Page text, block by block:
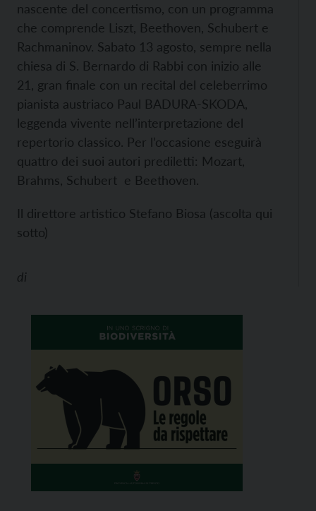
nascente del concertismo, con un programma
che comprende Liszt, Beethoven, Schubert e
Rachmaninov. Sabato 13 agosto, sempre nella
chiesa di S. Bernardo di Rabbi con inizio alle
21, gran finale con un recital del celeberrimo
pianista austriaco Paul BADURA-SKODA,
leggenda vivente nell’interpretazione del
repertorio classico. Per l’occasione eseguirà
quattro dei suoi autori prediletti: Mozart,
Brahms, Schubert e Beethoven.
Il direttore artistico Stefano Biosa (ascolta qui
sotto)
di